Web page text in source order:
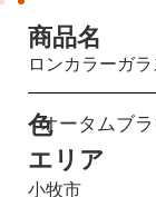
商品名
ロンカラーガ
色オータムブ
エリア
小牧市